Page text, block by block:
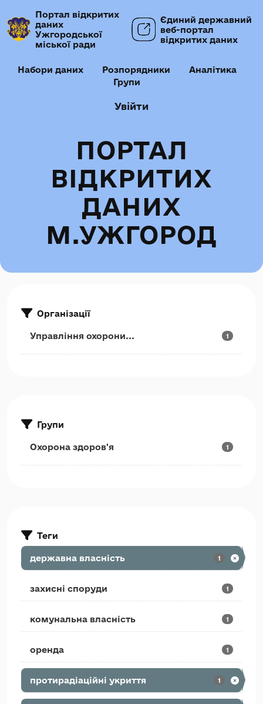
Портал відкритих
даних
Ужгородської
міської ради
Єдиний державний
веб-портал
відкритих даних
Набори даних Розпорядники
Аналітика
Групи
Увійти
ПОРТАЛ
ВІДКРИТИХ
ДАНИХ
М.УЖГОРОД
Організації
Управління охорони... 1
Групи
Охорона здоров'я 1
Теги
державна власність 1
захисні споруди 1
комунальна власність 1
оренда 1
протирадіаційні укриття 1